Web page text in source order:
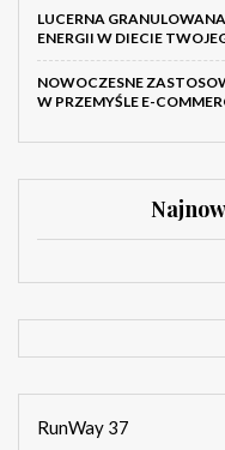
LUCERNA
ENERGII W DIECIE
NOWOCZESNE
W PRZEMYŚLE E-
RunWay 37